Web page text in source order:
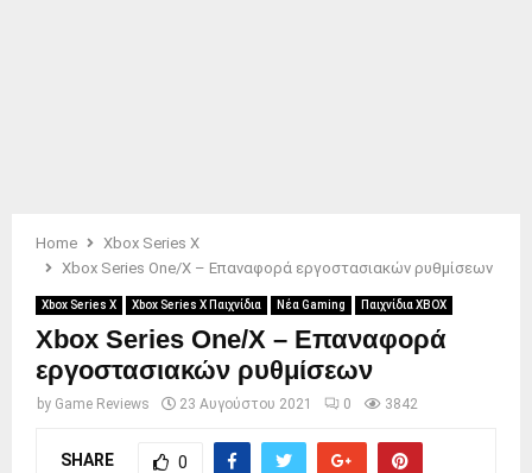
Home
Xbox Series X
Xbox Series One/X – Επαναφορά εργοστασιακών ρυθμίσεων
Xbox Series X Xbox Series X Παιχνίδια Νέα Gaming Παιχνίδια XBOX
Xbox Series One/X – Επαναφορά
εργοστασιακών ρυθμίσεων
by Game Reviews 23 Αυγούστου 2021 0 3842
SHARE 0